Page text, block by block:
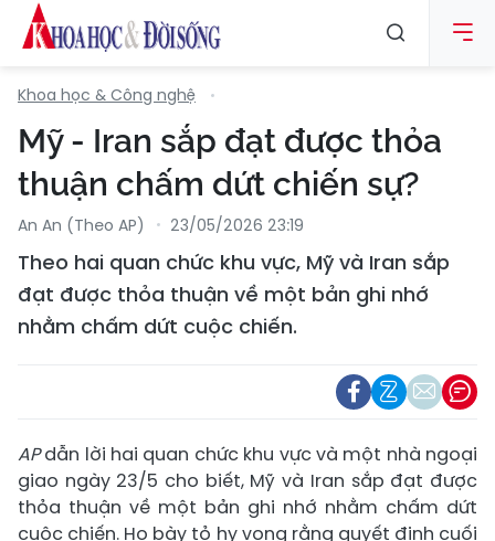
Khoa học & Công nghệ
Mỹ - Iran sắp đạt được thỏa
thuận chấm dứt chiến sự?
An An (Theo AP) 23/05/2026 23:19
Theo hai quan chức khu vực, Mỹ và Iran sắp
đạt được thỏa thuận về một bản ghi nhớ
nhằm chấm dứt cuộc chiến.
APdẫn lời hai quan chức khu vực và một nhà ngoại
giao ngày 23/5 cho biết, Mỹ và Iran sắp đạt được
thỏa thuận về một bản ghi nhớ nhằm chấm dứt
cuộc chiến. Họ bày tỏ hy vọng rằng quyết định cuối